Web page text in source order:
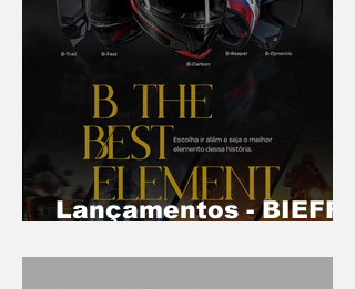
Lançamentos - BIEFFE
de capacetes